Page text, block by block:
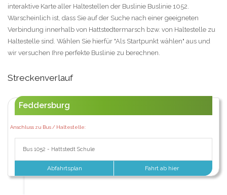
interaktive Karte aller Haltestellen der Buslinie Buslinie 1052.
Warscheinlich ist, dass Sie auf der Suche nach einer geeigneten
Verbindung innerhalb von Hattstedtermarsch bzw. von Haltestelle zu
Haltestelle sind. Wählen Sie hierfür "Als Startpunkt wählen" aus und
wir versuchen Ihre perfekte Buslinie zu berechnen.
Streckenverlauf
Feddersburg
Anschluss zu Bus / Haltestelle:
Bus 1052 - Hattstedt Schule
Abfahrtsplan Fahrt ab hier